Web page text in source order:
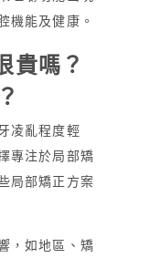
機能及健康。
貴嗎？
凌亂程度輕
專注於局部矯
局部矯正方案
，如地區、矯